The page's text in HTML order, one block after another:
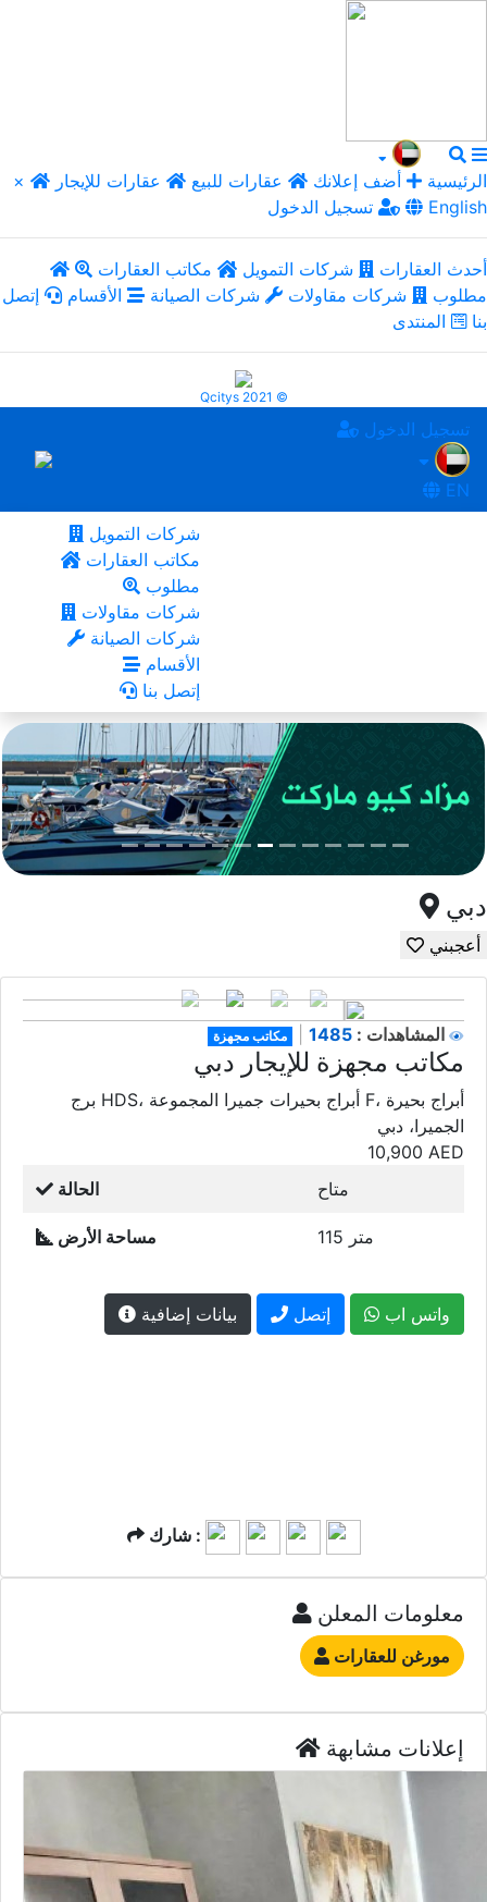
× الرئيسية أضف إعلانك عقارات للبيع
عقارات للإيجار
تسجيل الدخول
English
أحدث العقارات شركات التمويل
مكاتب العقارات
مطلوب
شركات مقاولات شركات الصيانة الأقسام
إتصل
بنا
المنتدى
Qcitys 2021 ©
تسجيل الدخول
EN
شركات التمويل
مكاتب العقارات
مطلوب
شركات مقاولات
شركات الصيانة
الأقسام
إتصل بنا